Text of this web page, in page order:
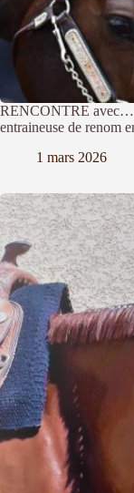
RENCONTRE avec…
entraineuse de renom
1 mars 2026